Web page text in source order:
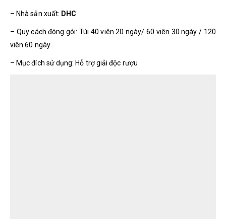
– Nhà sản xuất: DHC
– Quy cách đóng gói: Túi 40 viên 20 ngày/ 60 viên 30 ngày / 120
viên 60 ngày
– Mục đích sử dụng: Hỗ trợ giải độc rượu